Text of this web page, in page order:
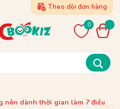
Theo dõi đơn hàng
0
nên dành thời gian làm 7 điều